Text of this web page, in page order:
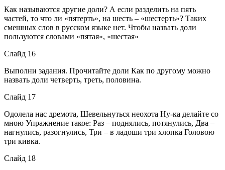
Как называются другие доли? А если разделить на пять
частей, то что ли «пятерть», на шесть – «шестерть»? Таких
смешных слов в русском языке нет. Чтобы назвать доли
пользуются словами «пятая», «шестая»
Слайд 16
Выполни задания. Прочитайте доли Как по другому можно
назвать доли четверть, треть, половина.
Слайд 17
Одолела нас дремота, Шевельнуться неохота Ну-ка делайте со
мною Упражнение такое: Раз – поднялись, потянулись, Два –
нагнулись, разогнулись, Три – в ладоши три хлопка Головою
три кивка.
Слайд 18